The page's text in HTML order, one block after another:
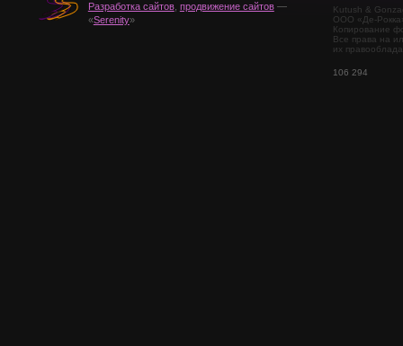
Разработка сайтов, продвижение сайтов—
«Serenity»
Kutush &
ООО «Де-
Копирование
Все права на
их
106 294